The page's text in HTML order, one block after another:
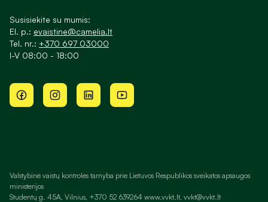
Susisiekite su mumis:
El. p.: evaistine@camelia.lt
Tel. nr.: +370 697 03000
I-V 08:00 - 18:00
Valstybinė vaistų kontrolės tarnyba prie Lietuvos Respublikos sveikatos apsaugos
ministerijos
Studentų g. 45A, Vilnius, +370 52 639264 www.vvkt.lt, vvkt@vvkt.lt